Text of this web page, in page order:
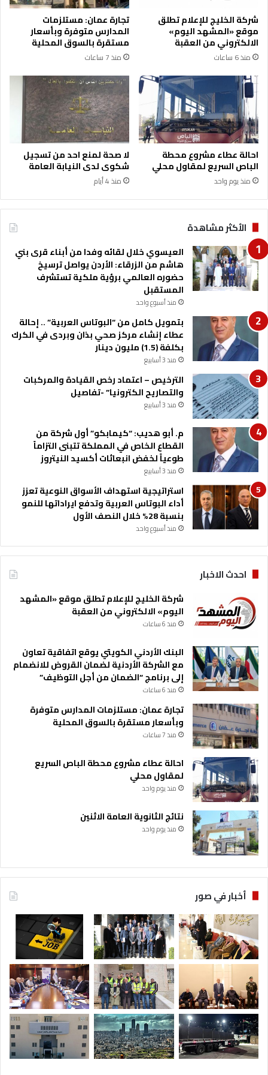
ب
ا
ت
م
ا
ر
ك
ا
ه
ي
ئ
ة
ت
ن
ش
ي
ط
ا
ل
س
ي
ا
ح
ة
شركة الخليج للإعلام تطلق
موقع «المشهد اليوم»
الالكتروني من العقبة
منذ 6 ساعات
تجارة عمان: مستلزمات
المدارس متوفرة وبأسعار
مستقرة بالسوق المحلية
منذ 7 ساعات
احالة عطاء مشروع محطة
الباص السريع لمقاول محلي
منذ يوم واحد
لا صحة لمنع احد من تسجيل
شكوى لدى النيابة العامة
منذ 4 أيام
الأكثر مشاهدة
العيسوي خلال لقائه وفدا من أبناء قرى بني
هاشم من الزرقاء: الأردن يواصل ترسيخ
حضوره العالمي برؤية ملكية تستشرف
المستقبل
منذ أسبوع واحد
بتمويل كامل من “البوتاس العربية” .. إحالة
عطاء إنشاء مركز صحي بذان وبردى في الكرك
بكلفة (1.5) مليون دينار
منذ 3 أسابيع
الترخيص – اعتماد رخص القيادة والمركبات
والتصاريح الكترونيا” -تفاصيل
منذ 3 أسابيع
م. أبو هديب: “كيمابكو” أول شركة من
القطاع الخاص في المملكة تتبنى التزاماً
طوعياً لخفض انبعاثات أكسيد النيتروز
منذ 3 أسابيع
استراتيجية استهداف الأسواق النوعية تعزز
أداء البوتاس العربية وتدفع ايراداتها للنمو
بنسبة 28% خلال النصف الأول
منذ أسبوع واحد
احدث الاخبار
شركة الخليج للإعلام تطلق موقع «المشهد
اليوم» الالكتروني من العقبة
منذ 6 ساعات
البنك الأردني الكويتي يوقع اتفاقية تعاون
مع الشركة الأردنية لضمان القروض للانضمام
إلى برنامج “الضمان من أجل التوظيف”
منذ 6 ساعات
تجارة عمان: مستلزمات المدارس متوفرة
وبأسعار مستقرة بالسوق المحلية
منذ 7 ساعات
احالة عطاء مشروع محطة الباص السريع
لمقاول محلي
منذ يوم واحد
نتائج الثانوية العامة الاثنين
منذ يوم واحد
أخبار في صور